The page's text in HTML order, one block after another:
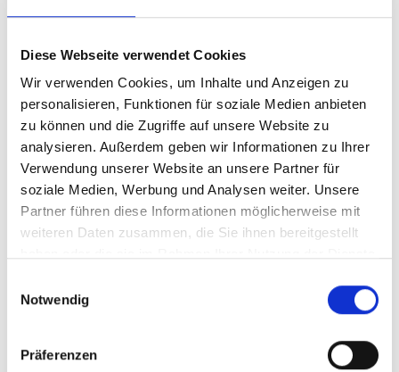
Diese Webseite verwendet Cookies
Wir verwenden Cookies, um Inhalte und Anzeigen zu
personalisieren, Funktionen für soziale Medien anbieten
zu können und die Zugriffe auf unsere Website zu
analysieren. Außerdem geben wir Informationen zu Ihrer
Verwendung unserer Website an unsere Partner für
soziale Medien, Werbung und Analysen weiter. Unsere
Partner führen diese Informationen möglicherweise mit
weiteren Daten zusammen, die Sie ihnen bereitgestellt
Notwendig
Präferenzen
TOE 7608 63 W
TOE 7608S 115 V